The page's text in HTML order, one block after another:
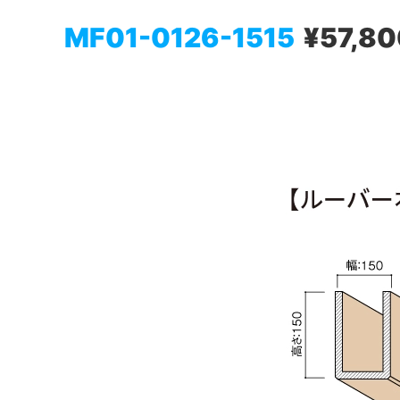
MF01-0126-1515